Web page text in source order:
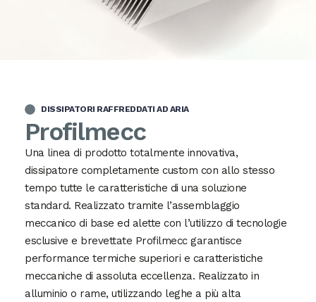
DISSIPATORI RAFFREDDATI AD ARIA
Profilmecc
Una linea di prodotto totalmente innovativa,
dissipatore completamente custom con allo stesso
tempo tutte le caratteristiche di una soluzione
standard. Realizzato tramite l’assemblaggio
meccanico di base ed alette con l’utilizzo di tecnologie
esclusive e brevettate Profilmecc garantisce
performance termiche superiori e caratteristiche
meccaniche di assoluta eccellenza. Realizzato in
alluminio o rame, utilizzando leghe a più alta